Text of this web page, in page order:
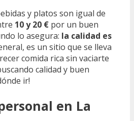
y platos son igual de
10 y 20 € por un buen
lo asegura: la calidad es
es un sitio que se lleva
comida rica sin vaciarte
calidad y buen
ir!
en La